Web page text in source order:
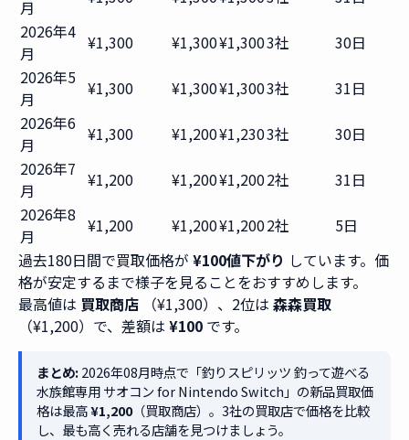
月
2026年4
月
¥1,300 ¥1,300¥1,3003社
30日
2026年5
月
¥1,300 ¥1,300¥1,3003社
31日
2026年6
月
¥1,300 ¥1,200¥1,2303社
30日
2026年7
月
¥1,200 ¥1,200¥1,2002社
31日
2026年8
月
¥1,200 ¥1,200¥1,2002社
5日
過去180日間で買取価格が ¥100値下がり しています。価
格が安定するまで様子を見ることをおすすめします。
最高値は 買取商店 （¥1,300）、2位は 森森買取
（¥1,200）で、差額は ¥100 です。
まとめ:2026年08月時点で「釣りスピリッツ 釣って遊べる
水族館専用 サオコン for Nintendo Switch」の新品買取価
格は最高¥1,200（買取商店）。3社の買取店で価格を比較
し、最も高く売れる店舗を見つけましょう。